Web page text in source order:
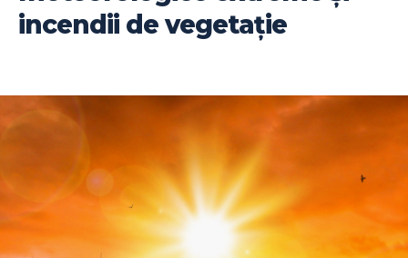
incendii de vegetație